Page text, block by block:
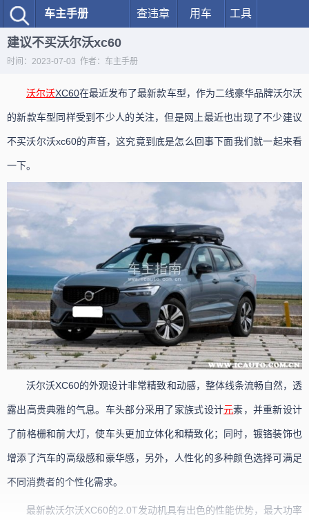
车主手册 查违章 用车 工具
建议不买沃尔沃xc60
时间：2023-07-03 作者：车主手册
沃尔沃XC60在最近发布了最新款车型，作为二线豪华品牌沃尔沃
的新款车型同样受到不少人的关注，但是网上最近也出现了不少建议
不买沃尔沃xc60的声音，这究竟到底是怎么回事下面我们就一起来看
一下。
沃尔沃XC60的外观设计非常精致和动感，整体线条流畅自然，透
露出高贵典雅的气息。车头部分采用了家族式设计元素，并重新设计
了前格栅和前大灯，使车头更加立体化和精致化；同时，镀铬装饰也
增添了汽车的高级感和豪华感，另外，人性化的多种颜色选择可满足
不同消费者的个性化需求。
最新款沃尔沃XC60的2.0T发动机具有出色的性能优势，最大功率